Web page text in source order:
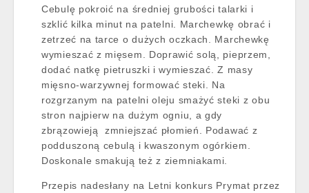
Cebulę pokroić na średniej grubości talarki i
szklić kilka minut na patelni. Marchewkę obrać i
zetrzeć na tarce o dużych oczkach. Marchewkę
wymieszać z mięsem. Doprawić solą, pieprzem,
dodać natkę pietruszki i wymieszać. Z masy
mięsno-warzywnej formować steki. Na
rozgrzanym na patelni oleju smażyć steki z obu
stron najpierw na dużym ogniu, a gdy
zbrązowieją zmniejszać płomień. Podawać z
podduszoną cebulą i kwaszonym ogórkiem.
Doskonale smakują też z ziemniakami.
Przepis nadesłany na Letni konkurs Prymat przez